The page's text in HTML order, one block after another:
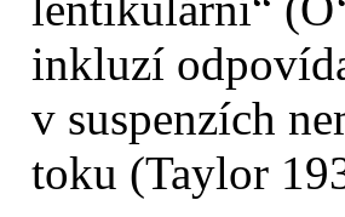
inkluzí
v suspenzích
toku (Taylor